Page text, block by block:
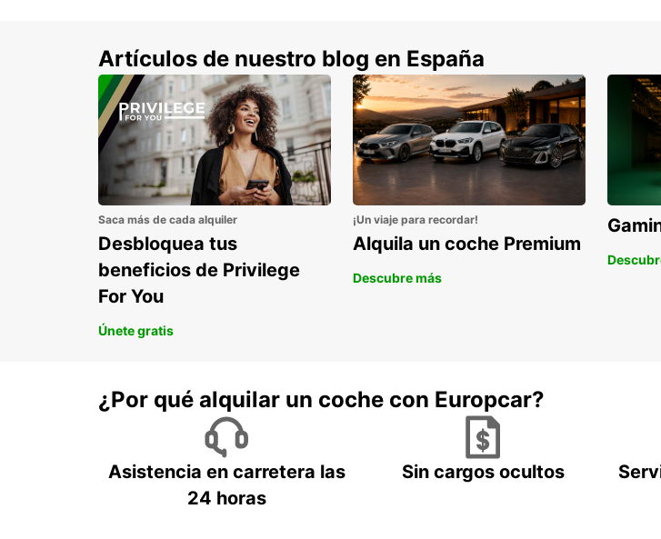
Artículos de nuestro blog en España
Saca más de cada alquiler
Desbloquea tus
beneficios de Privilege
For You
Únete gratis
¡Un viaje para recordar!
Alquila un coche Premium
Descubre más
¿Por qué alquilar un coche con Europcar?
Asistencia en carretera las
24 horas
Sin cargos ocultos